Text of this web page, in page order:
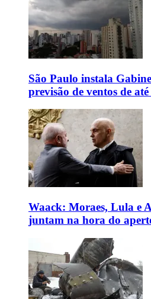
São Paulo instala
previsão de ventos de
Waack: Moraes, Lula e
juntam na hora do